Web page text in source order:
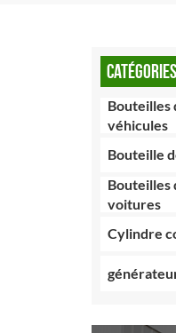
Bouteilles
véhicules
Bouteille
Bouteilles
voitures
Cylindre